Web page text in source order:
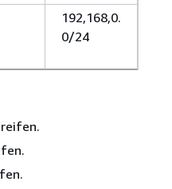
192,168,0.
0/24